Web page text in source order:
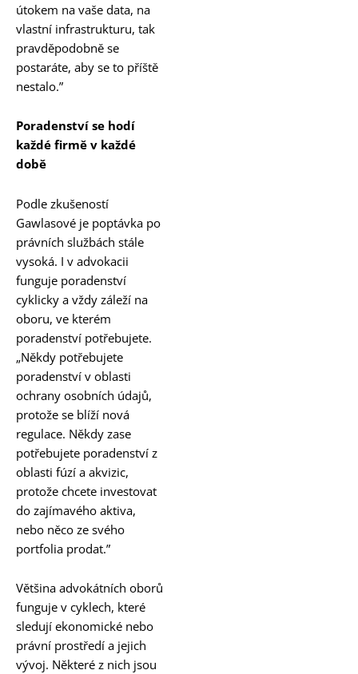
útokem na vaše data, na
vlastní infrastrukturu, tak
pravděpodobně se
postaráte, aby se to příště
nestalo.”
Poradenství se hodí
každé firmě v každé
době
Podle zkušeností
Gawlasové je poptávka po
právních službách stále
vysoká. I v advokacii
funguje poradenství
cyklicky a vždy záleží na
oboru, ve kterém
poradenství potřebujete.
„Někdy potřebujete
poradenství v oblasti
ochrany osobních údajů,
protože se blíží nová
regulace. Někdy zase
potřebujete poradenství z
oblasti fúzí a akvizic,
protože chcete investovat
do zajímavého aktiva,
nebo něco ze svého
portfolia prodat.”
Většina advokátních oborů
funguje v cyklech, které
sledují ekonomické nebo
právní prostředí a jejich
vývoj. Některé z nich jsou